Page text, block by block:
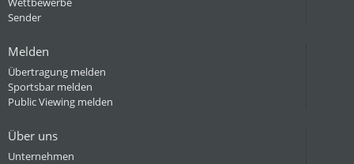
Sender
Melden
Übertragung melden
Sportsbar melden
Public Viewing melden
Über uns
Unternehmen